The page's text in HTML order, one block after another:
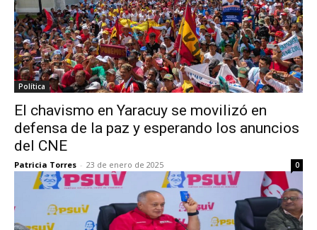
Política
El chavismo en Yaracuy se movilizó en
defensa de la paz y esperando los anuncios
del CNE
Patricia Torres - 23 de enero de 2025 0